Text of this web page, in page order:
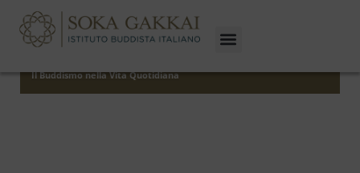
Il Buddismo nella Vita Quotidiana